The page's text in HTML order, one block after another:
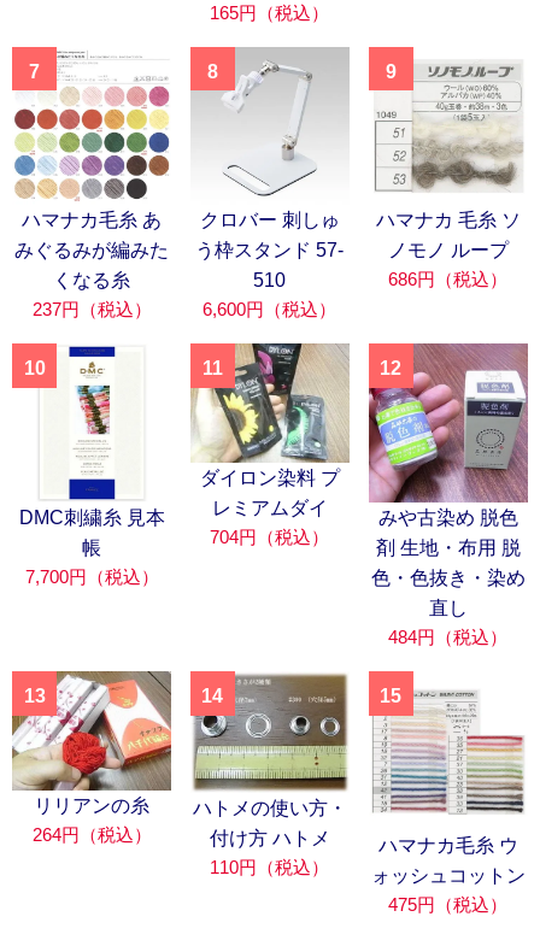
165円（税込）
7
ハマナカ毛糸 あ
みぐるみが編みた
くなる糸
237円（税込）
8
クロバー 刺しゅ
う枠スタンド 57-
510
6,600円（税込）
9
ハマナカ 毛糸 ソ
ノモノ ループ
686円（税込）
10
DMC刺繍糸 見本
帳
7,700円（税込）
11
ダイロン染料 プ
レミアムダイ
704円（税込）
12
みや古染め 脱色
剤 生地・布用 脱
色・色抜き・染め
直し
484円（税込）
13
リリアンの糸
264円（税込）
14
ハトメの使い方・
付け方 ハトメ
110円（税込）
15
ハマナカ毛糸 ウ
ォッシュコットン
475円（税込）